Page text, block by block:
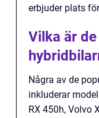
erbjuder plats
Vilka är
Några av de
inkluderar
RX 450h, Volvo